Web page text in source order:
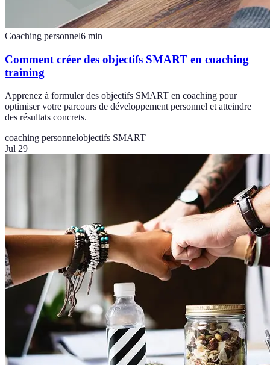
Coaching personnel6 min
Comment créer des objectifs SMART en coaching
training
Apprenez à formuler des objectifs SMART en coaching pour
optimiser votre parcours de développement personnel et atteindre
des résultats concrets.
coaching personnelobjectifs SMART
Jul 29